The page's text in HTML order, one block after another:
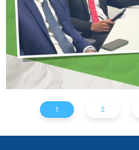
1 2